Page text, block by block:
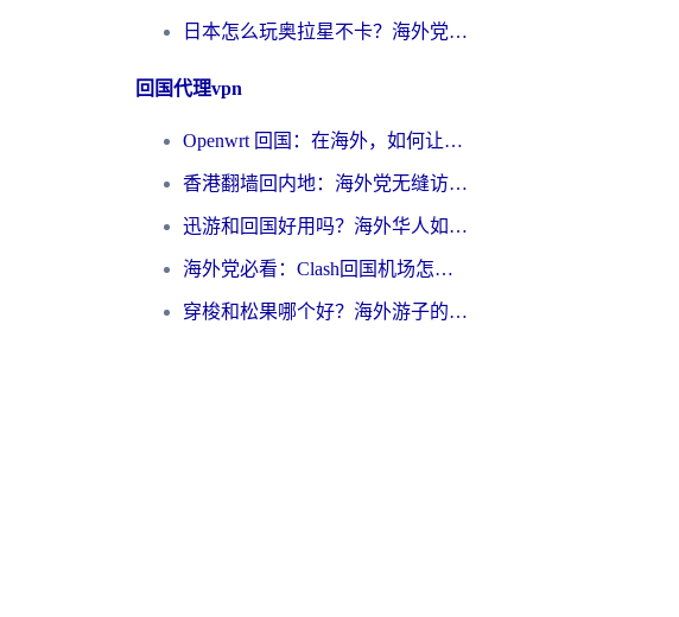
日本怎么玩奥拉星不卡？海外党国服游戏加速器选择全攻略
回国代理vpn
Openwrt 回国：在海外，如何让家的网络触手可及
香港翻墙回内地：海外党无缝访问国内资源的加速器选择全攻略
迅游和回国好用吗？海外华人如何选择靠谱的回国加速器
海外党必看：Clash回国机场怎么选？一篇搞定无缝访问国内资源的全攻略
穿梭和松果哪个好？海外游子的数字归乡路，到底该怎么选